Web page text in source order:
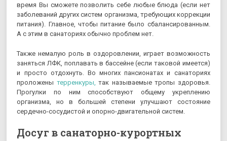
время Вы сможете позволить себе любые блюда (если нет
заболеваний других систем организма, требующих коррекции
питания). Главное, чтобы питание было сбалансированным.
А с этим в санаториях обычно проблем нет.
Также немалую роль в оздоровлении, играет возможность
заняться ЛФК, поплавать в бассейне (если таковой имеется)
и просто отдохнуть. Во многих пансионатах и санаториях
проложены терренкуры, так называемые тропы здоровья.
Прогулки по ним способствуют общему укреплению
организма, но в большей степени улучшают состояние
сердечно-сосудистой и опорно-двигательной систем.
Досуг в санаторно-курортных